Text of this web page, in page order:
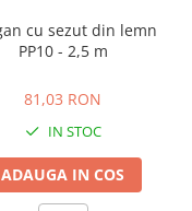
cu sezut din lemn
PP10 - 2,5 m
81,03 RON
IN STOC
ADAUGA IN COS